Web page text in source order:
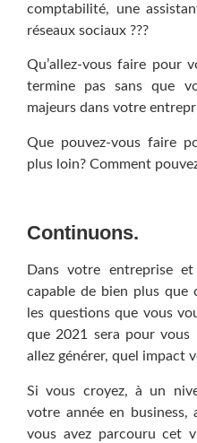
comptabilité, une
réseaux sociaux ???
Qu’allez-vous faire pour
termine pas sans que
majeurs dans votre
Que pouvez-vous faire
plus loin? Comment
Continuons.
Dans votre entreprise
capable de bien plus que
les questions que vous
que 2021 sera pour vous
allez générer, quel impact
Si vous croyez, à un
votre année en business,
vous avez parcouru cet